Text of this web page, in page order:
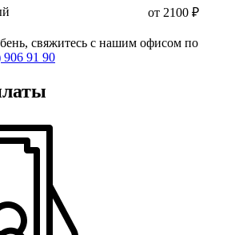
от 2100 ₽
свяжитесь с нашим офисом по
906 91 90